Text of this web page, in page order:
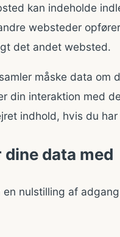
kan indeholde
websteder
det andet websted.
måske data om
din interaktion med
indhold, hvis du
dine data med
en nulstilling af